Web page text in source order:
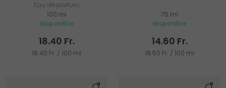
Eau de parfum
100 ml
disponible
18.40 Fr.
18.40 Fr. / 100 ml
75 ml
disponible
14.60 Fr.
19.50 Fr. / 100 ml